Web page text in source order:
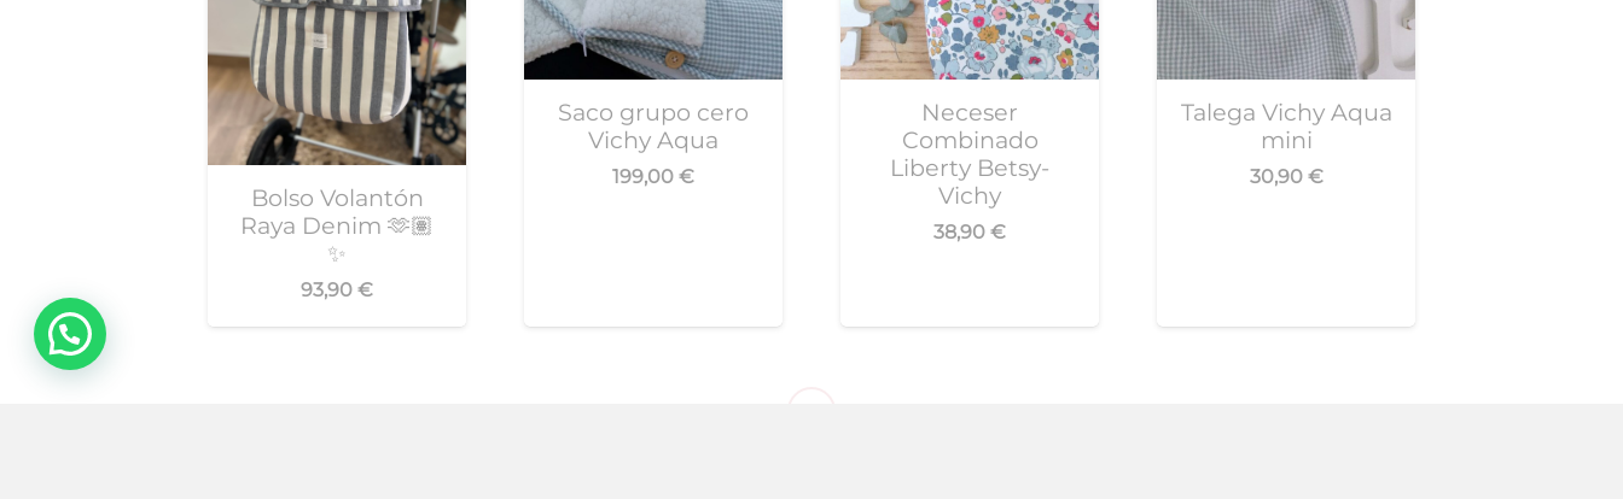
Bolso Volantón
Raya Denim 🫶🏽
✨
93,90 €
Saco grupo cero
Vichy Aqua
199,00 €
Neceser
Combinado
Liberty Betsy-
Vichy
38,90 €
Talega Vichy Aqua
mini
30,90 €